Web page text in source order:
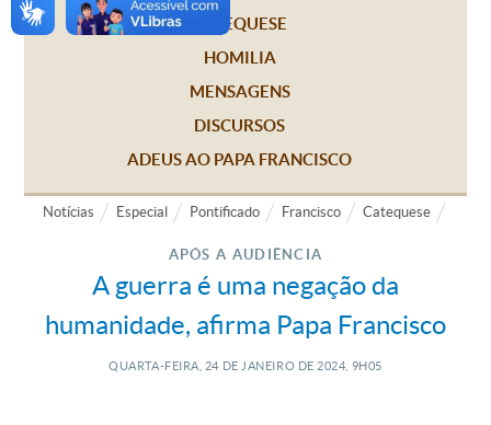
CATEQUESE
HOMILIA
MENSAGENS
DISCURSOS
ADEUS AO PAPA FRANCISCO
Notícias Especial Pontificado Francisco Catequese
APÓS A AUDIÊNCIA
A guerra é uma negação da
humanidade, afirma Papa Francisco
QUARTA-FEIRA, 24 DE JANEIRO DE 2024, 9H05